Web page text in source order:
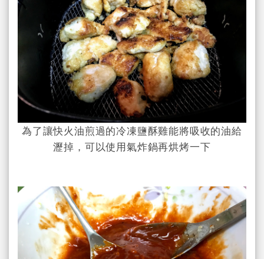
為了讓快火油煎過的冷凍鹽酥雞能將吸收的油給
瀝掉，可以使用氣炸鍋再烘烤一下